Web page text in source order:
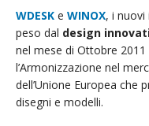
WDESK e WINOX, i nuovi
peso dal design
nel mese di Ottobre 2011
l’Armonizzazione nel
dell’Unione Europea che
disegni e modelli.